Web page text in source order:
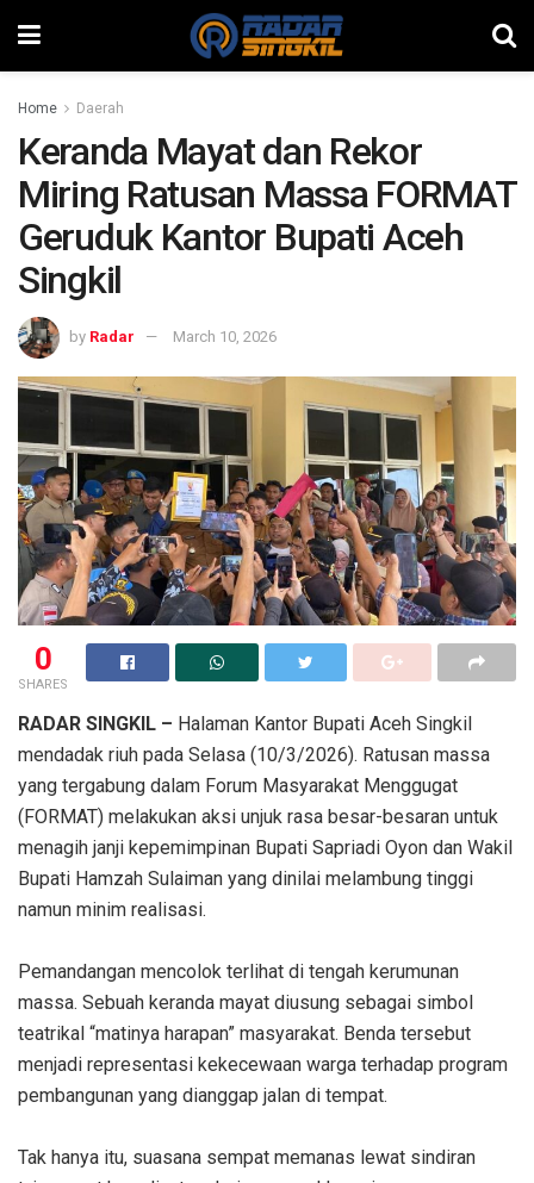
Home Daerah
Keranda Mayat dan Rekor
Miring Ratusan Massa FORMAT
Geruduk Kantor Bupati Aceh
Singkil
by Radar March 10, 2026
0
SHARES
‎​RADAR SINGKIL – Halaman Kantor Bupati Aceh Singkil
mendadak riuh pada Selasa (10/3/2026). Ratusan massa
yang tergabung dalam Forum Masyarakat Menggugat
(FORMAT) melakukan aksi unjuk rasa besar-besaran untuk
menagih janji kepemimpinan Bupati Sapriadi Oyon dan Wakil
Bupati Hamzah Sulaiman yang dinilai melambung tinggi
namun minim realisasi.
‎Pemandangan mencolok terlihat di tengah kerumunan
massa. Sebuah keranda mayat diusung sebagai simbol
teatrikal “matinya harapan” masyarakat. Benda tersebut
menjadi representasi kekecewaan warga terhadap program
pembangunan yang dianggap jalan di tempat.
‎Tak hanya itu, suasana sempat memanas lewat sindiran